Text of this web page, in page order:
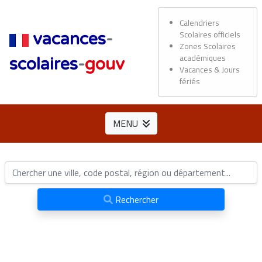
vacances-
scolaires-gouv
Calendriers
Scolaires officiels
Zones Scolaires
académiques
Vacances & Jours
fériés
MENU
Rechercher